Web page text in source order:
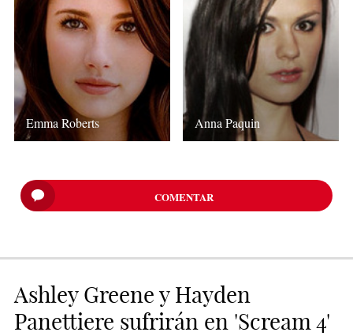
Emma Roberts Anna Paquin
COMENTAR
Ashley Greene y Hayden
Panettiere sufrirán en 'Scream 4'